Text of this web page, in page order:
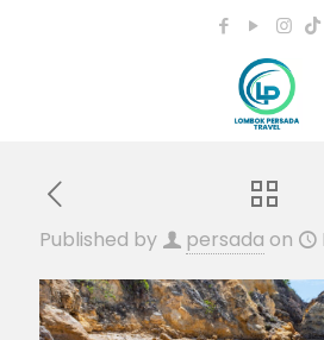
Published by persada on